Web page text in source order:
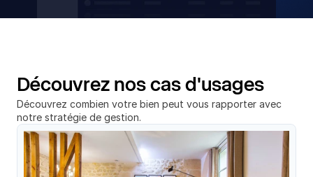
Découvrez nos cas d'usages
Découvrez combien votre bien peut vous rapporter avec
notre stratégie de gestion.